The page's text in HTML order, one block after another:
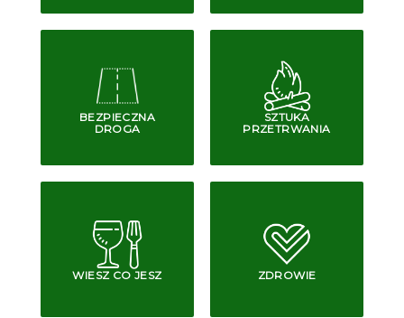
BEZPIECZNA
DROGA
SZTUKA
PRZETRWANIA
WIESZ CO JESZ ZDROWIE